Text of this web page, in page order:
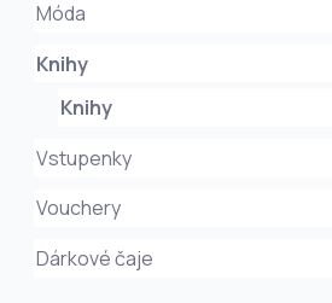
Móda
Knihy
Knihy
Vstupenky
Vouchery
Dárkové čaje